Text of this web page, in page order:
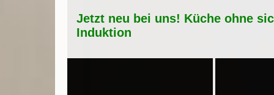
Jetzt neu bei uns! Küche ohne
Induktion